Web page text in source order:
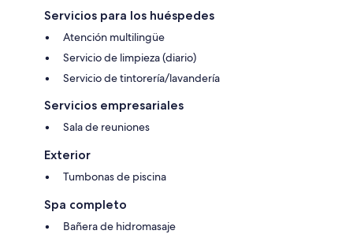
Servicios para los huéspedes
Atención multilingüe
Servicio de limpieza (diario)
Servicio de tintorería/lavandería
Servicios empresariales
Sala de reuniones
Exterior
Tumbonas de piscina
Spa completo
Bañera de hidromasaje